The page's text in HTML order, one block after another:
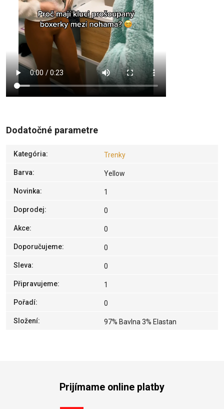
Dodatočné parametre
Kategória: Trenky
Barva: Yellow
Novinka: 1
Doprodej: 0
Akce: 0
Doporučujeme: 0
Sleva: 0
Připravujeme: 1
Pořadí: 0
Složení: 97% Bavlna 3% Elastan
Prijímame online platby